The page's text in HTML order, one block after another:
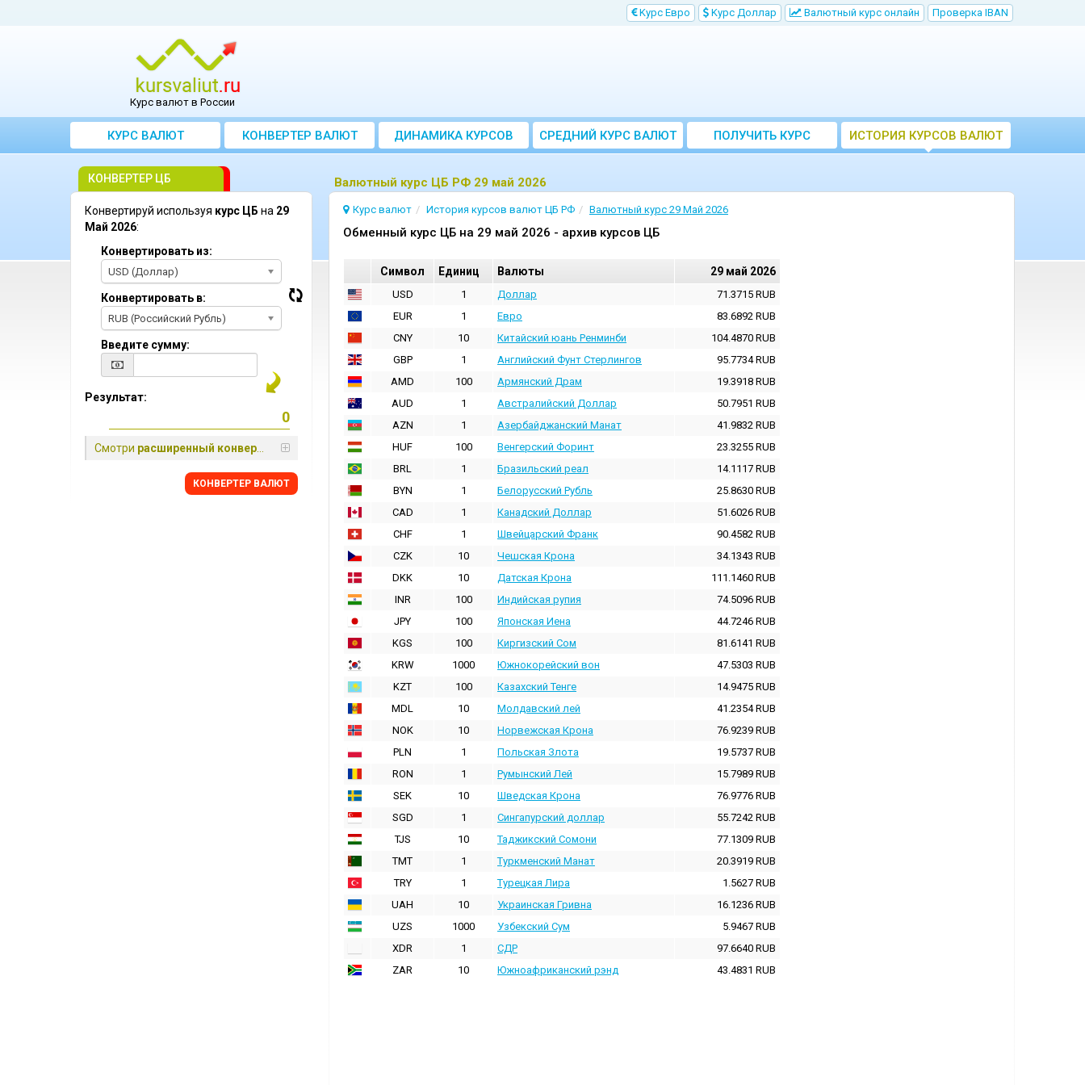
Kурс Евро Kурс Доллар Bалютный курс онлайн Проверка IBAN
Курс валют в России
КУРС ВАЛЮТ КОНВЕРТЕР ВАЛЮТ ДИНАМИКА КУРСОВ
CРЕДНИЙ КУРС ВАЛЮТ
ЗА МЕСЯЦ
ПОЛУЧИТЬ КУРС
ВАЛЮТ ЦБ
ИСТОРИЯ КУРСОВ ВАЛЮТ
ЦБ РФ
Bалютный курс ЦБ РФ 29 май 2026
Курс валют История курсов валют ЦБ РФ Валютный курс 29 Май 2026
Oбменный курс ЦБ на 29 май 2026 - архив курсов ЦБ
Cимвол Единиц Валюты 29 май 2026
USD 1 Доллар 71.3715 RUB
EUR
1 Евро 83.6892 RUB
CNY
10 Китайский юань Ренминби 104.4870 RUB
GBP
1 Английский Фунт Стерлингов 95.7734RUB
AMD
100 Армянский Драм 19.3918 RUB
AUD
1 Австралийский Доллар 50.7951 RUB
AZN
1 Азербайджанский Манат 41.9832 RUB
HUF
100 Венгерский Форинт 23.3255 RUB
BRL
1 Бразильский реал 14.1117 RUB
BYN
1 Белорусский Рубль 25.8630 RUB
CAD
1 Канадский Доллар 51.6026 RUB
CHF
1 Швейцарский Франк 90.4582 RUB
CZK
10 Чешская Крона 34.1343 RUB
DKK
10 Датская Крона 111.1460 RUB
INR
100 Индийская pупия 74.5096 RUB
JPY
100 Японская Иена 44.7246 RUB
KGS
100 Киргизский Сом 81.6141 RUB
KRW
1000 Южнокорейский вон 47.5303 RUB
KZT
100 Казахский Тенге 14.9475 RUB
MDL
10 Молдавский лей 41.2354RUB
NOK
10 Норвежская Крона 76.9239 RUB
PLN
1 Польская Злота 19.5737 RUB
RON
1 Румынский Лей 15.7989 RUB
SEK
10 Шведская Крона 76.9776 RUB
SGD
1 Сингапурский доллар 55.7242 RUB
TJS
10 Таджикский Сомони 77.1309 RUB
TMT
1 Туркменский Манат 20.3919 RUB
TRY
1 Турецкая Лира 1.5627 RUB
UAH
10 Украинская Гривна 16.1236 RUB
UZS
1000 Узбекский Сум 5.9467 RUB
XDR
1 СДР 97.6640 RUB
ZAR
10 Южноафриканский рэнд 43.4831 RUB
КОНВЕРТЕР ЦБ
Конвертируй используя курс ЦБ на 29
Май 2026:
Конвертировать из:
USD (Доллар)
Конвертировать в:
RUB (Российский Рубль)
Введите сумму:
Результат:
Смотри расширенный конвертер
КОНВЕРТЕР ВАЛЮТ